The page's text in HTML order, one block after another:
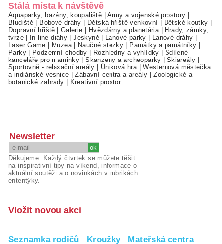
Stálá místa k návštěvě
Aquaparky, bazény, koupaliště |Army a vojenské prostory
Bludiště
Bobové dráhy Dětská hřiště venkovní Dětské koutky
Dopravní hřiště
Galerie Hvězdárny a planetária
Hrady, zámky,
tvrze| In-line dráhy |Jeskyně| Lanové parky Lanové dráhy
Laser Game
Muzea| Naučné stezky Památky a památníky
Parky| Podzemní chodby Rozhledny a vyhlídky
Sdílené
kanceláře pro maminky |Skanzeny a archeoparky Skiareály
Sportovně - relaxační areály
Úniková hra |Westernová městečka
a indiánské vesnice |Zábavní centra a areály |Zoologické a
botanické zahrady
Kreativní prostor
Newsletter
Děkujeme. Každý čtvrtek se můžete těšit
na inspirativní tipy na víkend, informace o
aktuální soutěži a o novinkách v rubrikách
ententýky.
Vložit novou akci
Seznamka rodičů Kroužky
Mateřská centra